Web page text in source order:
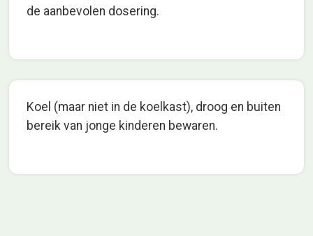
de aanbevolen dosering.
Koel (maar niet in de koelkast), droog en buiten
bereik van jonge kinderen bewaren.